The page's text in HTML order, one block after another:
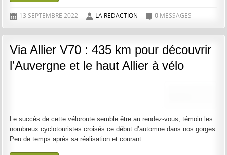
D 13 SEPTEMBRE 2022 A LA RÉDACTION 0MESSAGES
Via Allier V70 : 435 km pour découvrir
l’Auvergne et le haut Allier à vélo
Le succès de cette véloroute semble être au rendez-vous, témoin les
nombreux cyclotouristes croisés ce début d’automne dans nos gorges.
Peu de temps après sa réalisation et courant...